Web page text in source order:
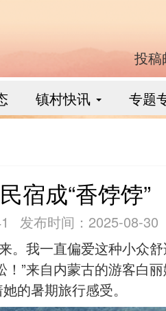
投稿
镇村快讯 专题
宿成“香饽饽”
发布时间：2025-08-30
。我一直偏爱这种小众
”来自内蒙古的游客白
的暑期旅行感受。